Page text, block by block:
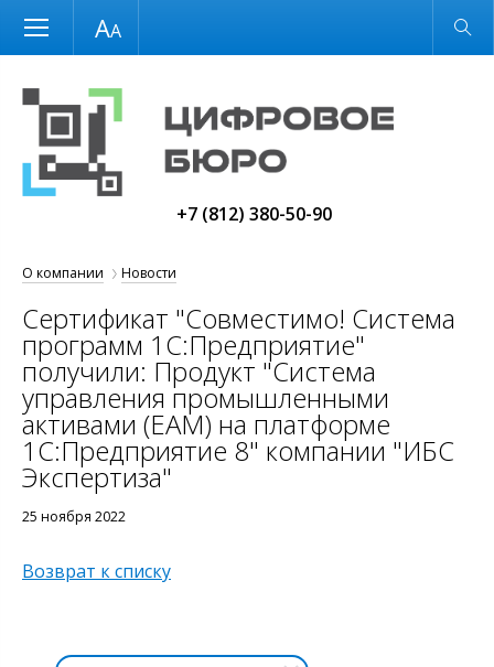
Размер шрифта Обычная версия
+7 (812) 380-50-90
О компании Новости
Сертификат "Совместимо! Система
программ 1С:Предприятие"
получили: Продукт "Система
управления промышленными
активами (EAM) на платформе
1С:Предприятие 8" компании "ИБС
Экспертиза"
25 ноября 2022
Возврат к списку